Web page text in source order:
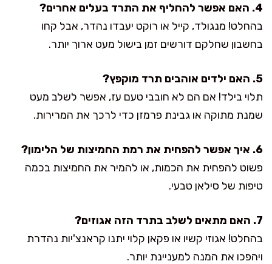
4. האם אפשר להחליף את התרד בעלים אחרים?
בהחלט! מנגולד, קייל או רוקט יעבדו נהדר, אבל קחו
בחשבון שחלקם דורשים זמן בישול מעט ארוך יותר.
5. האם ילדים אוהבים תרד מוקפץ?
תלוי בילד! אם הם לא חובבי טעם עז, אפשר לשלב מעט
שמנת מתוקה או גבינת פרמזן כדי לרכך את המרירות.
6. איך אפשר להפחית את רמת החמיצות של הלימון?
פשוט להפחית את הכמות, או להמיר את החמיצות בכמה
טיפות של סילאן טבעי.
7. האם מתאים לשלב בתרד הזה אגוזים?
בהחלט! אגוזי קשיו או פקאן קלוי יתנו קראנצ'יות נהדרת
ויהפכו את המנה למעניינת יותר.